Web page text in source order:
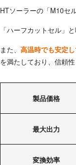
HTソーラーの「M10セ
「ハーフカットセル」
また、 高温時でも安定
を満たしており、信頼
製品価格
最大出力
変換効率